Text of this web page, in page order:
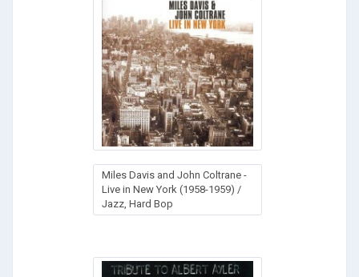
Miles Davis and John Coltrane -
Live in New York (1958-1959) /
Jazz, Hard Bop